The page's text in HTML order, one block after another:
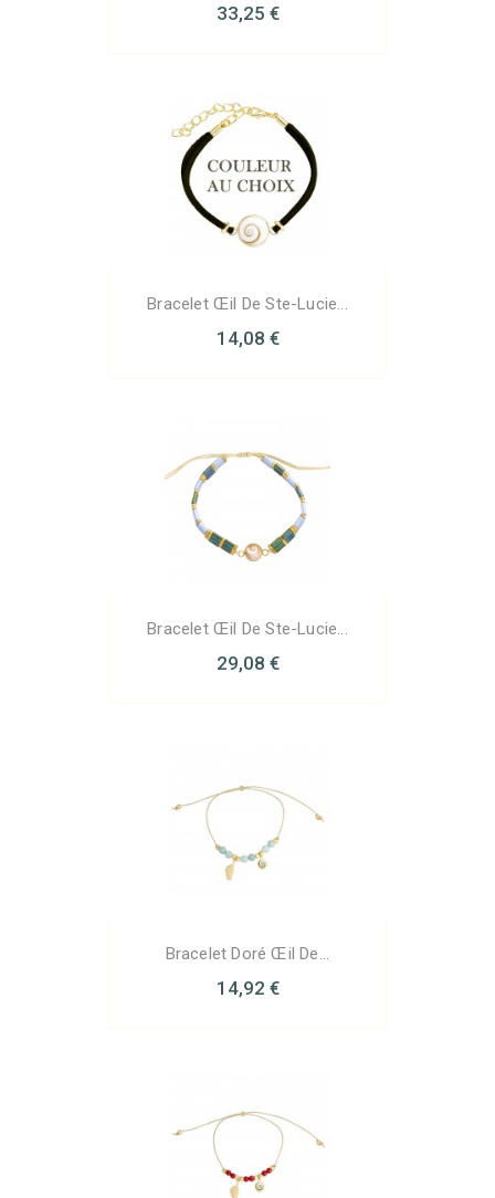
33,25 €
Bracelet Œil De Ste-Lucie...
14,08 €
Bracelet Œil De Ste-Lucie...
29,08 €
Bracelet Doré Œil De...
14,92 €